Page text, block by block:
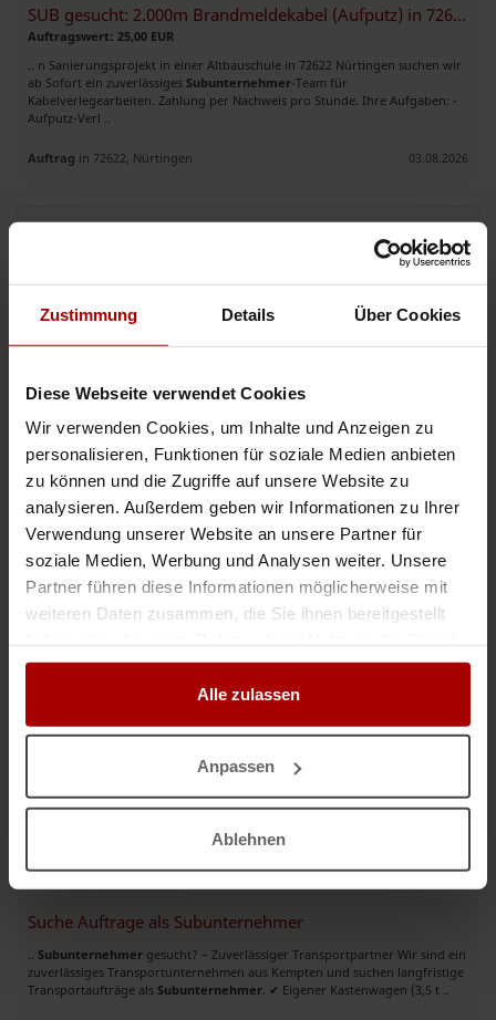
Zustimmung Details Über Cookies
Diese Webseite verwendet Cookies
Wir verwenden Cookies, um Inhalte und Anzeigen zu
personalisieren, Funktionen für soziale Medien anbieten
zu können und die Zugriffe auf unsere Website zu
analysieren. Außerdem geben wir Informationen zu Ihrer
Verwendung unserer Website an unsere Partner für
soziale Medien, Werbung und Analysen weiter. Unsere
Partner führen diese Informationen möglicherweise mit
weiteren Daten zusammen, die Sie ihnen bereitgestellt
gesammelt haben.
Alle zulassen
Anpassen
Ablehnen
SUB gesucht: 2.000m Brandmeldekabel (Aufputz) in 72622 Nürt
Auftragswert: 25,00 EUR
.. n Sanierungsprojekt in einer Altbauschule in 72622 Nürtingen suchen wir
ab Sofort ein zuverlässiges Subunternehmer-Team für
Kabelverlegearbeiten. Zahlung per Nachweis pro Stunde. Ihre Aufgaben: -
Aufputz-Verl ..
Auftrag in 72622, Nürtingen 03.08.2026
Jetzt mit der Auftragsbank starten
Wir sind Ihr zuverlässiger Partner für hochwertige Boden- und Renovier
sauber und termingerecht in ganz Deutschland und freuen uns auf eine
Direktauftragnehmer. ..
Gesuch in 88339, Bad Waldsee
.. r schlüsselfertige Lösung Kurzfristig verfügbar für Projekte in
Deutschland und ganz Europa Sie suchen einen zuverlässigen
Subunternehmer für Ihre Baustelle? Kontaktieren Sie uns, wir melden uns
schnell zurück. ..
Gesuchin 80331, München 06.08.2026
Litauisches Bauunternehmen sucht Projekte in Deutschland
.. ht Projekte in Deutschland Wir bieten qualifizierte Fachkräfte und
Subunternehmer
Schweißarbeiten und Montage von Stahl- und Metallkonstruktionen (MMA,
TIG ..
Suche Auftrage als Subunternehmer
.. Subunternehmer gesucht? – Zuverlässiger Transportpartner Wir sind ein
zuverlässiges Transportunternehmen aus Kempten und suchen langfristige
Transportaufträge als Subunternehmer. ✔ Eigener Kastenwagen (3,5 t ..